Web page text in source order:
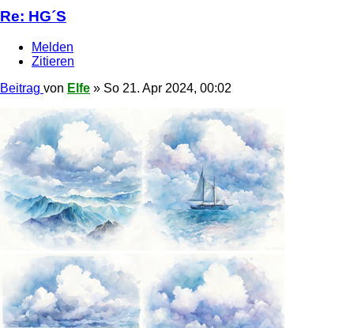
Re: HG´S
Melden
Zitieren
Beitrag von Elfe » So 21. Apr 2024, 00:02